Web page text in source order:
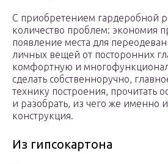
С приобретением гардеробной
количество проблем: экономия
появление места для
личных вещей от посторонних
комфортную и
сделать собственноручно,
технику построения, прочитать
и разобрать, из чего же именно
конструкция.
Из гипсокартона